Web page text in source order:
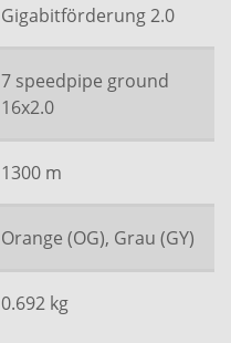
Gigabitförderung 2.0
7 speedpipe ground
16x2.0
1300 m
Orange (OG), Grau (GY)
0.692 kg